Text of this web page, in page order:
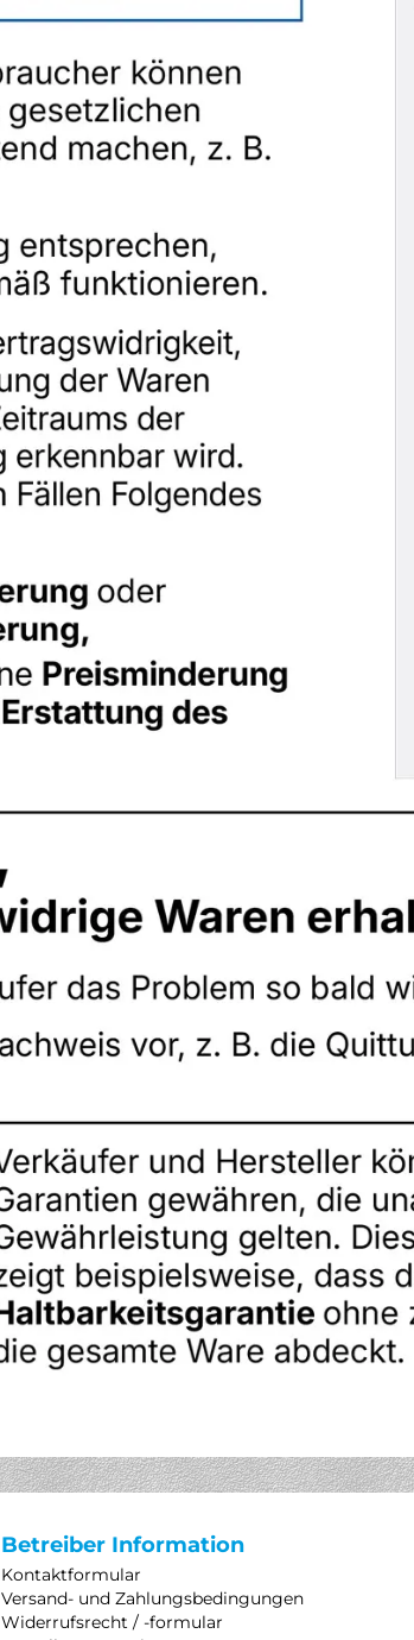
Betreiber Information
Kontaktformular
Versand- und Zahlungsbedingungen
Widerrufsrecht / -formular